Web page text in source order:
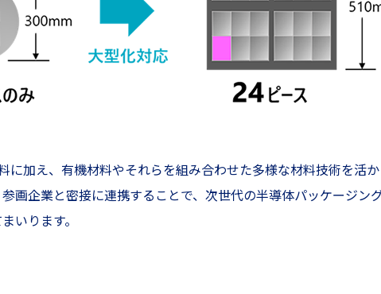
に加え、有機材料やそれらを組み合わせた多様な材料技術を活
画企業と密接に連携することで、次世代の半導体パッケージン
いります。